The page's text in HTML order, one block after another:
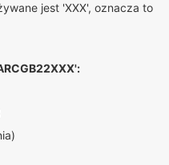
jest 'XXX', oznacza to